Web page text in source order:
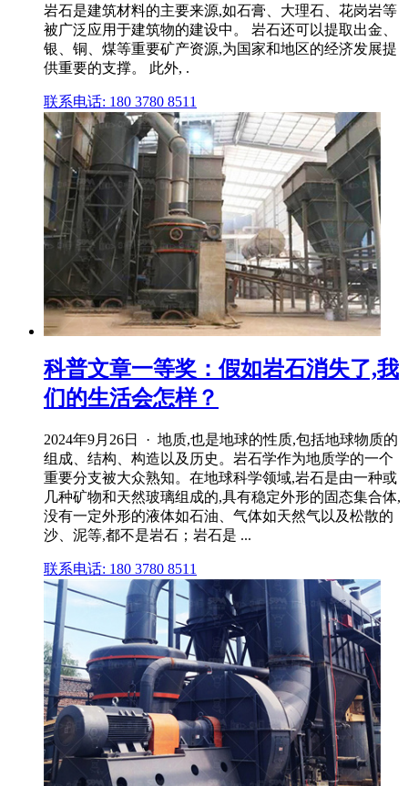
岩石是建筑材料的主要来源,如石膏、大理石、花岗岩等
被广泛应用于建筑物的建设中。 岩石还可以提取出金、
银、铜、煤等重要矿产资源,为国家和地区的经济发展提
供重要的支撑。 此外, .
联系电话: 180 3780 8511
科普文章一等奖：假如岩石消失了,我
们的生活会怎样？
2024年9月26日 · 地质,也是地球的性质,包括地球物质的
组成、结构、构造以及历史。岩石学作为地质学的一个
重要分支被大众熟知。在地球科学领域,岩石是由一种或
几种矿物和天然玻璃组成的,具有稳定外形的固态集合体,
没有一定外形的液体如石油、气体如天然气以及松散的
沙、泥等,都不是岩石；岩石是 ...
联系电话: 180 3780 8511